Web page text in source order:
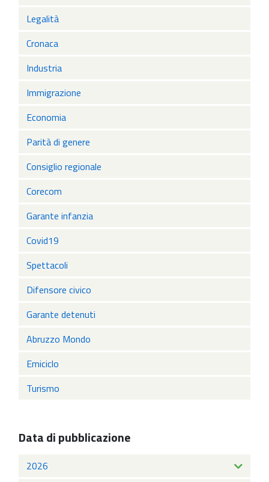
Legalità
Cronaca
Industria
Immigrazione
Economia
Parità di genere
Consiglio regionale
Corecom
Garante infanzia
Covid19
Spettacoli
Difensore civico
Garante detenuti
Abruzzo Mondo
Emiciclo
Turismo
Data di pubblicazione
2026